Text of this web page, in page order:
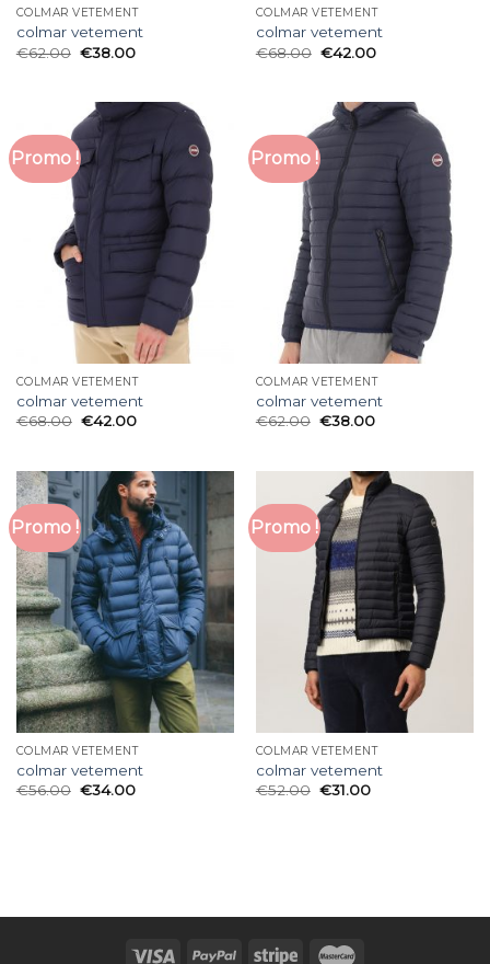
COLMAR VETEMENT
colmar vetement
€62.00 €38.00
COLMAR VETEMENT
colmar vetement
€68.00 €42.00
Promo !
COLMAR VETEMENT
colmar vetement
€68.00 €42.00
Promo !
COLMAR VETEMENT
colmar vetement
€62.00 €38.00
Promo !
COLMAR VETEMENT
colmar vetement
€56.00 €34.00
Promo !
COLMAR VETEMENT
colmar vetement
€52.00 €31.00